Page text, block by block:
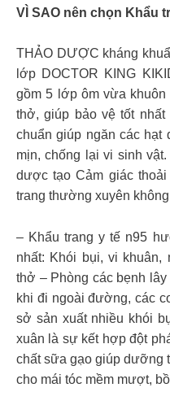
VÌ SAO nên chọn Khẩu
THẢO DƯỢC kháng
lớp DOCTOR KING
gồm 5 lớp ôm vừa khuôn
thở, giúp bảo vệ tốt
chuẩn giúp ngăn các
mịn, chống lại vi sinh
dược tạo Cảm giác
trang thường xuyên
– Khẩu trang y tế n95
nhất: Khói bụi, vi
thở – Phòng các bẹnh
khi đi ngoài đường, các
sở sản xuất nhiều khói
xuân là sự kết hợp đột
chất sữa gạo giúp dưỡng
cho mái tóc mềm mượt,